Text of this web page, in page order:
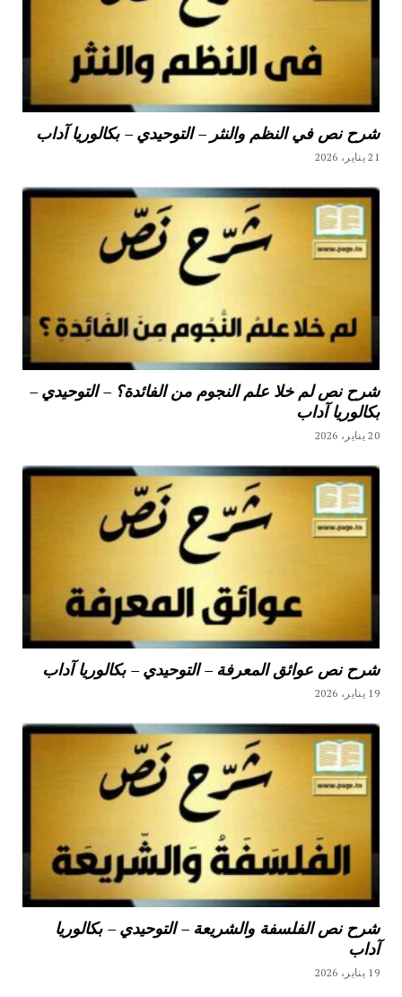
شرح نص في النظم والنثر – التوحيدي – بكالوريا آداب
21 يناير، 2026
شرح نص لم خلا علم النجوم من الفائدة؟ – التوحيدي –
بكالوريا آداب
20 يناير، 2026
شرح نص عوائق المعرفة – التوحيدي – بكالوريا آداب
19 يناير، 2026
شرح نص الفلسفة والشريعة – التوحيدي – بكالوريا
آداب
19 يناير، 2026